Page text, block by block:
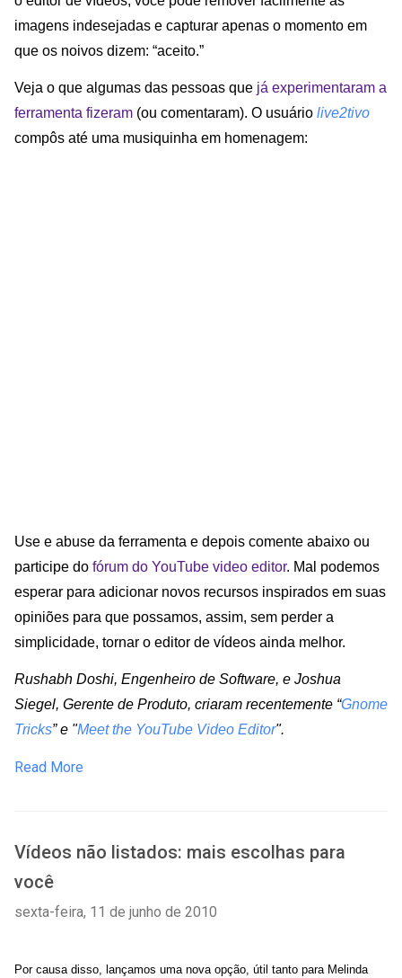
imagens indesejadas e capturar apenas o momento em
que os noivos dizem: “aceito.”
Veja o que algumas das pessoas que já experimentaram a
ferramenta fizeram (ou comentaram). O usuário live2tivo
compôs até uma musiquinha em homenagem:
Use e abuse da ferramenta e depois comente abaixo ou
participe do fórum do YouTube video editor. Mal podemos
esperar para adicionar novos recursos inspirados em suas
opiniões para que possamos, assim, sem perder a
simplicidade, tornar o editor de vídeos ainda melhor.
Rushabh Doshi, Engenheiro de Software, e Joshua
Siegel, Gerente de Produto, criaram recentemente “Gnome
Tricks” e "Meet the YouTube Video Editor".
Read More
Vídeos não listados: mais escolhas para
você
sexta-feira, 11 de junho de 2010
Por causa disso, lançamos uma nova opção, útil tanto para Melinda